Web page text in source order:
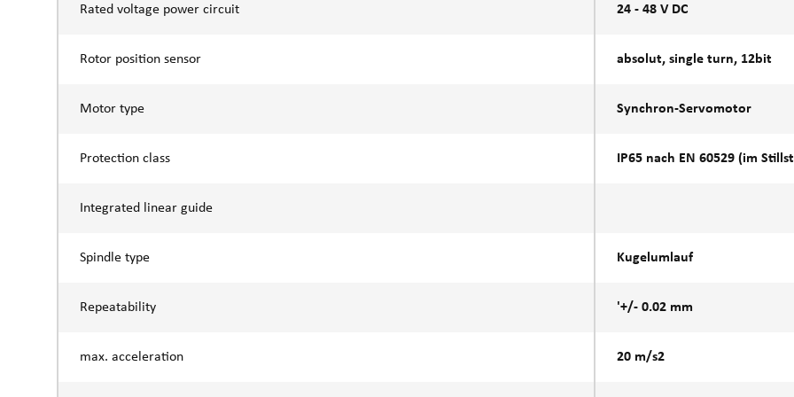
Rated voltage power circuit 24 - 48 V DC
Rotor position sensor absolut, single turn, 12bit
Motor type Synchron-Servomotor
Protection class IP65 nach EN 60529 (im
Integrated linear guide
Spindle type Kugelumlauf
Repeatability '+/- 0.02 mm
max. acceleration 20 m/s2